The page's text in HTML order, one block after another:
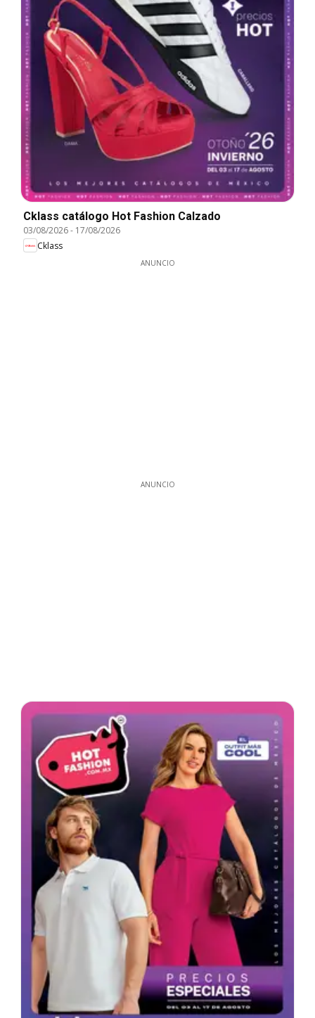
Cklass catálogo Hot Fashion Calzado
03/08/2026- 17/08/2026
Cklass
ANUNCIO
ANUNCIO